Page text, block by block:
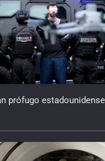
prófugo